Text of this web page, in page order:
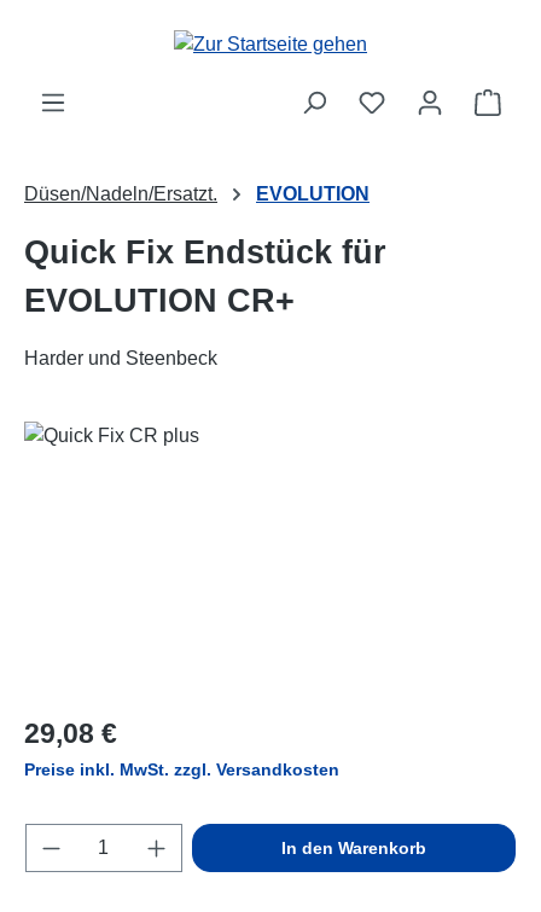
Zum Hauptinhalt springen
Düsen/Nadeln/Ersatzt. EVOLUTION
Quick Fix Endstück für
EVOLUTION CR+
Harder und Steenbeck
Bildergalerie überspringen
Regulärer Preis:
29,08 €
Preise inkl. MwSt. zzgl. Versandkosten
Produkt Anzahl: Gib den gewünschten
In den Warenkorb